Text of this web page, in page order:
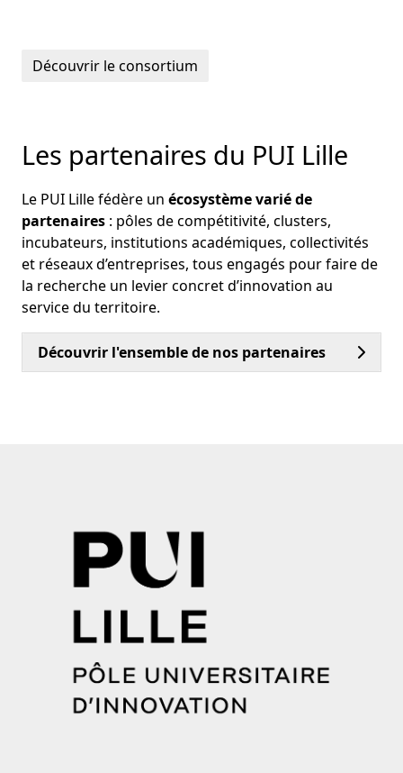
Découvrir le consortium
Les partenaires du PUI Lille
Le PUI Lille fédère un écosystème varié de
partenaires : pôles de compétitivité, clusters,
incubateurs, institutions académiques, collectivités
et réseaux d’entreprises, tous engagés pour faire de
la recherche un levier concret d’innovation au
service du territoire.
Découvrir l'ensemble de nos partenaires